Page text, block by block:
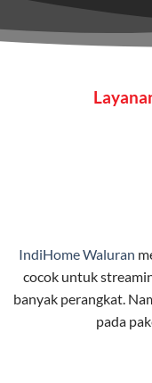
maupun
hiburan
pengguna
stabil, dan
Selain internet,
interaktif (
satu paket.
Teknologi di
IndiHome Waluran
cocok untuk
banyak perangkat.
pada